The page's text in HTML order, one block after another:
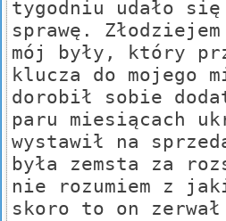
tygodniu udało się
sprawę.
mój były, który
klucza do mojego
dorobił sobie
paru miesiącach
wystawił na
była zemsta za
nie rozumiem z
skoro to on zerwał